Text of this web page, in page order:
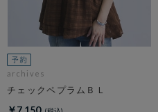
archives
チェックペプラムＢＬ
￥7,150